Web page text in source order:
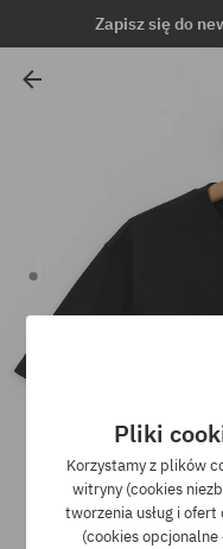
Zapisz się do
Pliki
Korzystamy z plików
witryny (cookies
tworzenia usług i
(cookies opcjonalne